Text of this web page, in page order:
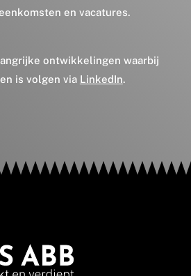
en vacatures.
ontwikkelingen waarbij
is volgen via LinkedIn.